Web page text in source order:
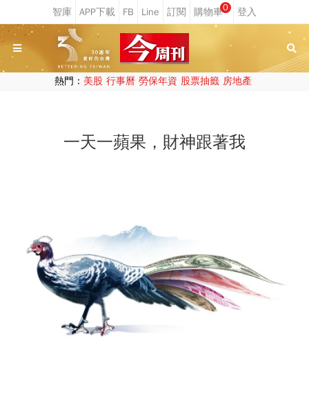
0
熱門： 美股 行事曆 勞保年資 股票抽籤 房地產
一天一蘋果，財神跟著我